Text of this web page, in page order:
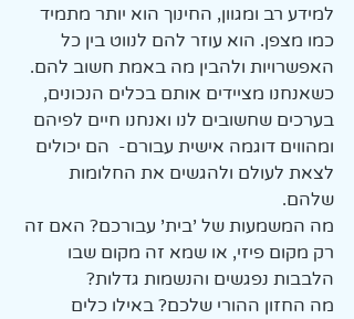
למידע רב ומגוון, החינוך הוא יותר מתמיד
כמו מצפן. הוא עוזר להם לנווט בין כל
האפשרויות ולהבין מה באמת חשוב להם.
כשאנחנו מציידים אותם בכלים הנכונים,
בערכים שחשובים לנו ואנחנו חיים לפיהם
ומהווים דוגמה אישית עבורם-  הם יכולים
לצאת לעולם ולהגשים את החלומות
שלהם.
מה המשמעות של 'בית' עבורכם? האם זה
רק מקום פיזי, או שמא זה מקום שבו
הלבבות נפגשים והנשמות גדלות?
מה החזון ההורי שלכם? באילו כלים